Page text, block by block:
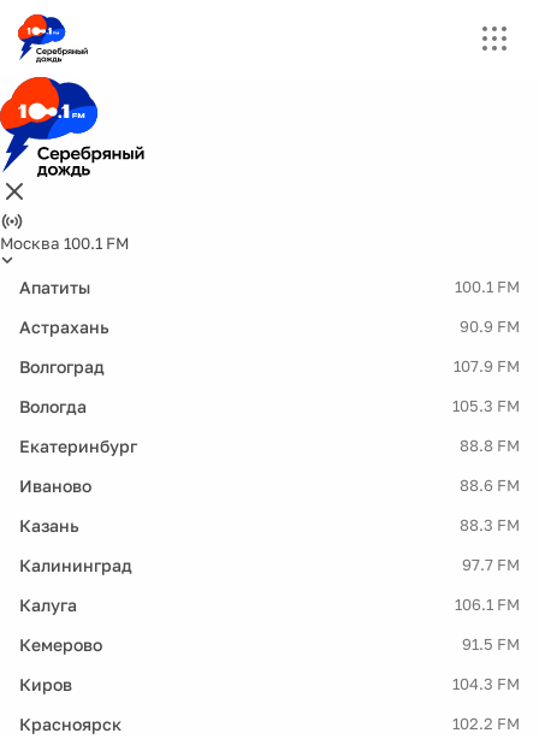
Москва 100.1 FM
Апатиты 100.1 FM
Астрахань 90.9 FM
Волгоград 107.9 FM
Вологда 105.3 FM
Екатеринбург 88.8 FM
Иваново 88.6 FM
Казань 88.3 FM
Калининград 97.7 FM
Калуга 106.1 FM
Кемерово 91.5 FM
Киров 104.3 FM
Красноярск 102.2 FM